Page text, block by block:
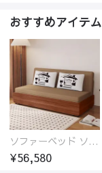
おすすめアイテム
ソファーベッド ソファベッド 2人 3人掛け 「幅100～180cm」ソファー ソファーベッド 1人掛け 2人掛け 3人掛け 収納付き 北欧 コンパクト-fsx-1005
¥56,580